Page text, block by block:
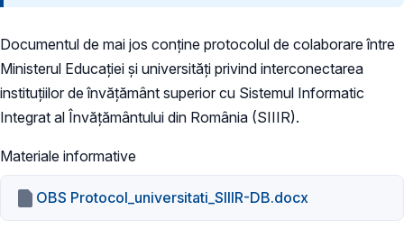
Documentul de mai jos conține protocolul de colaborare între
Ministerul Educaţiei şi universităţi privind interconectarea
instituţiilor de învăţământ superior cu Sistemul Informatic
Integrat al Învăţământului din România (SIIIR).
Materiale informative
OBS Protocol_universitati_SIIIR-DB.docx